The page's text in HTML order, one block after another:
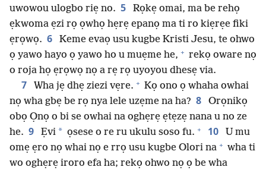
uwowou ulogbo riẹ no. 5
Rọkẹ omai, ma be rehọ
ẹkwoma ẹzi rọ ọwhọ hẹrẹ epanọ ma ti ro kiẹrẹe fiki
ẹrọwọ. 6
Keme evaọ usu kugbe Kristi Jesu, te ohwo
ọ yawo hayo ọ yawo ho u muẹme he, + rekọ oware nọ
o roja họ ẹrọwọ nọ a rẹ rọ uyoyou dhesẹ via.
7 Wha jẹ dhẹ ziezi vẹre. + Kọ ono ọ whaha owhai
nọ wha gbẹ be rọ nya lele uzẹme na ha? 8
Orọnikọ
obọ Ọnọ o bi se owhai na oghẹrẹ ẹtẹzẹ nana u no ze
he. 9 Ẹvi * ọsese o re ru ukulu soso fu. + 10
U mu
omẹ ẹro nọ whai nọ e rrọ usu kugbe Olori na + wha ti
wo oghẹrẹ iroro efa ha; rekọ ohwo nọ ọ be wha